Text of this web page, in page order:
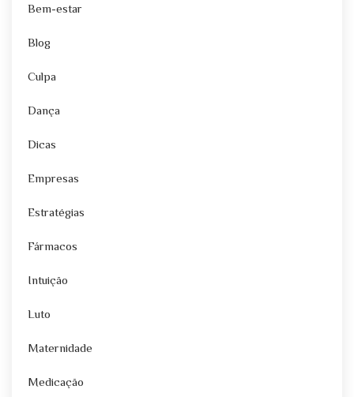
Bem-estar
Blog
Culpa
Dança
Dicas
Empresas
Estratégias
Fármacos
Intuição
Luto
Maternidade
Medicação